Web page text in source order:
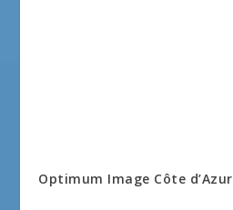
Optimum Image Côte d’Azur